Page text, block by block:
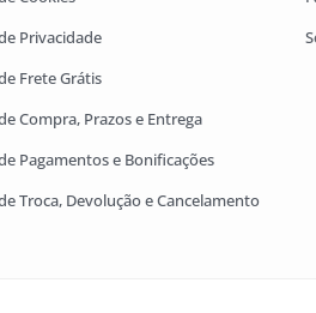
Privacidade
Frete Grátis
Compra, Prazos e Entrega
Pagamentos e Bonificações
Troca, Devolução e Cancelamento